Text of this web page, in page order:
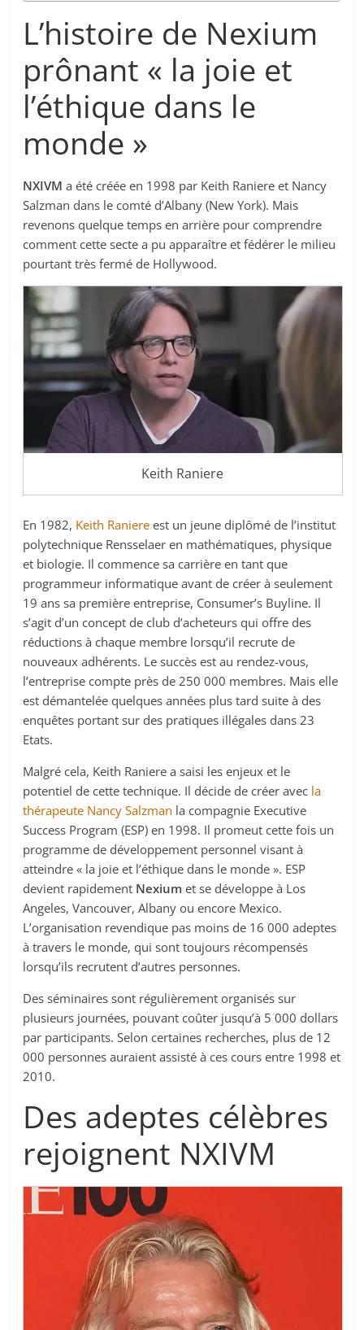
L’histoire de Nexium
prônant « la joie et
l’éthique dans le
monde »
NXIVM a été créée en 1998 par Keith Raniere et Nancy
Salzman dans le comté d’Albany (New York). Mais
revenons quelque temps en arrière pour comprendre
comment cette secte a pu apparaître et fédérer le milieu
pourtant très fermé de Hollywood.
Keith Raniere
En 1982, Keith Raniere est un jeune diplômé de l’institut
polytechnique Rensselaer en mathématiques, physique
et biologie. Il commence sa carrière en tant que
programmeur informatique avant de créer à seulement
19 ans sa première entreprise, Consumer’s Buyline. Il
s’agit d’un concept de club d’acheteurs qui offre des
réductions à chaque membre lorsqu’il recrute de
nouveaux adhérents. Le succès est au rendez-vous,
l’entreprise compte près de 250 000 membres. Mais elle
est démantelée quelques années plus tard suite à des
enquêtes portant sur des pratiques illégales dans 23
Etats.
Malgré cela, Keith Raniere a saisi les enjeux et le
potentiel de cette technique. Il décide de créer avec la
thérapeute Nancy Salzman la compagnie Executive
Success Program (ESP) en 1998. Il promeut cette fois un
programme de développement personnel visant à
atteindre « la joie et l’éthique dans le monde ». ESP
devient rapidement Nexium et se développe à Los
Angeles, Vancouver, Albany ou encore Mexico.
L’organisation revendique pas moins de 16 000 adeptes
à travers le monde, qui sont toujours récompensés
lorsqu’ils recrutent d’autres personnes.
Des séminaires sont régulièrement organisés sur
plusieurs journées, pouvant coûter jusqu’à 5 000 dollars
par participants. Selon certaines recherches, plus de 12
000 personnes auraient assisté à ces cours entre 1998 et
2010.
Des adeptes célèbres
rejoignent NXIVM